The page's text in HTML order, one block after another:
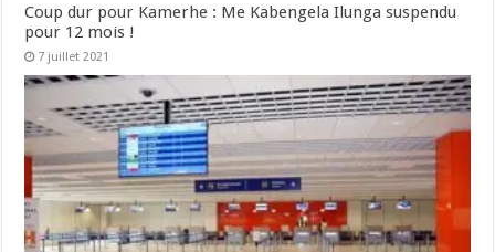
Coup dur pour Kamerhe : Me Kabengela Ilunga suspendu
pour 12 mois !
7 juillet 2021